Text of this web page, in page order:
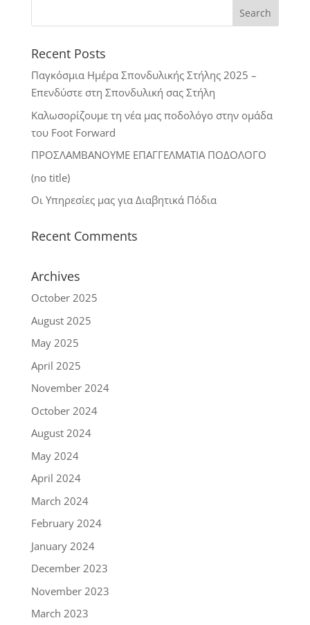
Recent Posts
Παγκόσμια Ημέρα Σπονδυλικής Στήλης 2025 –
Επενδύστε στη Σπονδυλική σας Στήλη
Καλωσορίζουμε τη νέα μας ποδολόγο στην ομάδα
του Foot Forward
ΠΡΟΣΛΑΜΒΑΝΟΥΜΕ ΕΠΑΓΓΕΛΜΑΤΙΑ ΠΟΔΟΛΟΓΟ
(no title)
Οι Υπηρεσίες μας για Διαβητικά Πόδια
Recent Comments
Archives
October 2025
August 2025
May 2025
April 2025
November 2024
October 2024
August 2024
May 2024
April 2024
March 2024
February 2024
January 2024
December 2023
November 2023
March 2023